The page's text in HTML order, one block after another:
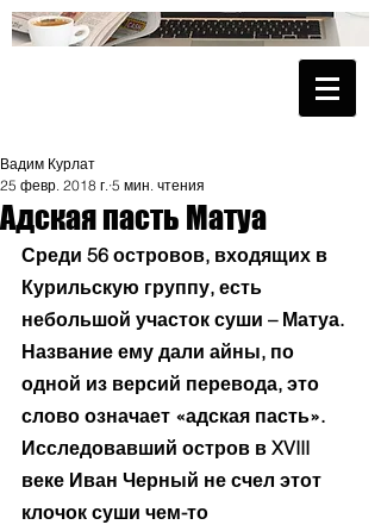
Адская пасть Матуа
Вадим Курлат
25 февр. 2018 г. 5 мин. чтения
Среди 56 островов, входящих в
Курильскую группу, есть
небольшой участок суши – Матуа.
Название ему дали айны, по
одной из версий перевода, это
слово означает «адская пасть».
Исследовавший остров в XVIII
веке Иван Черный не счел этот
клочок суши чем-то